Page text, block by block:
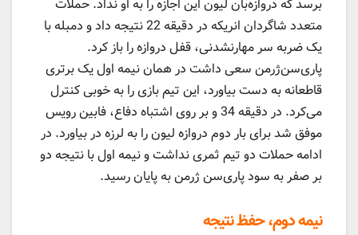
برسد که دروازه‌بان لیون این اجازه را به او نداد. حملات
متعدد شاگردان انریکه در دقیقه 22 نتیجه داد و دمبله با
یک ضربه سر مهارنشدنی، قفل دروازه را باز کرد.
پاری‌سن‌ژرمن سعی داشت در همان نیمه اول یک برتری
قاطعانه به دست بیاورد، این تیم بازی را به خوبی کنترل
می‌کرد. در دقیقه 34 و بر روی اشتباه دفاع، فابین رویس
موفق شد برای بار دوم دروازه لیون را به لرزه در بیاورد. در
ادامه حملات دو تیم ثمری نداشت و نیمه اول با نتیجه دو
بر صفر به سود پاری‌سن ژرمن به پایان رسید.
نیمه دوم، حفظ نتیجه